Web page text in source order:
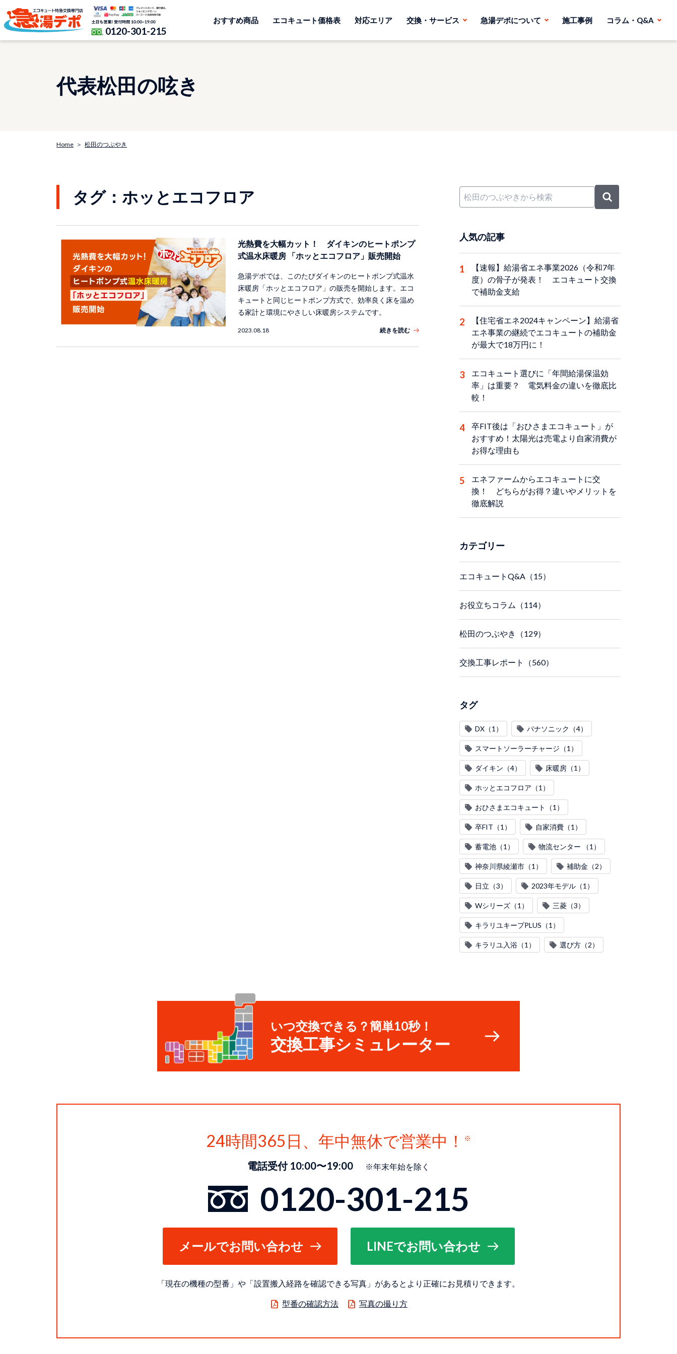
0120-301-215
おすすめ商品 エコキュート価格表 対応エリア 交換・サービス 急湯デポについて 施工事例 コラム・Q&A
代表松田の呟き
Home 松田のつぶやき
タグ：ホッとエコフロア
光熱費を大幅カット！ ダイキンのヒートポンプ
式温水床暖房 「ホッとエコフロア」販売開始
急湯デポでは、このたびダイキンのヒートポンプ式温水
床暖房「ホッとエコフロア」の販売を開始します。エコ
キュートと同じヒートポンプ方式で、効率良く床を温め
る家計と環境にやさしい床暖房システムです。
2023.08.18 続きを読む
人気の記事
【速報】給湯省エネ事業2026（令和7年
度）の骨子が発表！ エコキュート交換
で補助金支給
【住宅省エネ2024キャンペーン】給湯省
エネ事業の継続でエコキュートの補助金
が最大で18万円に！
エコキュート選びに「年間給湯保温効
率」は重要？ 電気料金の違いを徹底比
較！
卒FIT後は「おひさまエコキュート」が
おすすめ！太陽光は売電より自家消費が
お得な理由も
エネファームからエコキュートに交
換！ どちらがお得？違いやメリットを
徹底解説
カテゴリー
エコキュートQ&A（15）
お役立ちコラム（114）
松田のつぶやき（129）
交換工事レポート（560）
タグ
DX（1） パナソニック（4）
スマートソーラーチャージ（1）
ダイキン（4） 床暖房（1）
ホッとエコフロア（1）
おひさまエコキュート（1）
卒FIT（1） 自家消費（1）
蓄電池（1） 物流センター （1）
神奈川県綾瀬市（1） 補助金（2）
日立（3） 2023年モデル（1）
Wシリーズ（1） 三菱（3）
キラリユキープPLUS（1）
キラリユ入浴（1） 選び方（2）
いつ交換できる？簡単10秒！
交換工事シミュレーター
24時間365日、 年中無休で営業中！
電話受付 10:00〜19:00 ※年末年始を除く
0120-301-215
メールでお問い合わせ LINEでお問い合わせ
「現在の機種の型番」や「設置搬入経路を確認できる写真」があるとより正確にお見積りできます。
型番の確認方法 写真の撮り方